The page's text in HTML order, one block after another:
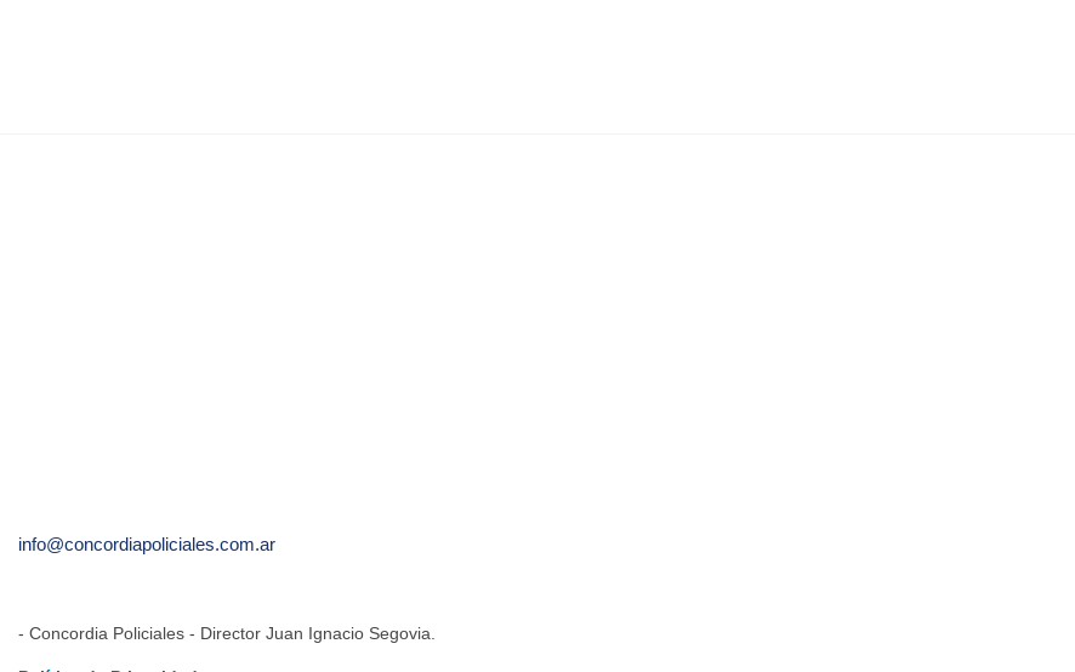
info@concordiapoliciales.com.ar
- Concordia Policiales - Director Juan Ignacio Segovia.